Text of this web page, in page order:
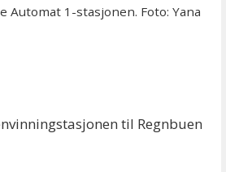
1-stasjonen. Foto: Yana
til Regnbuen